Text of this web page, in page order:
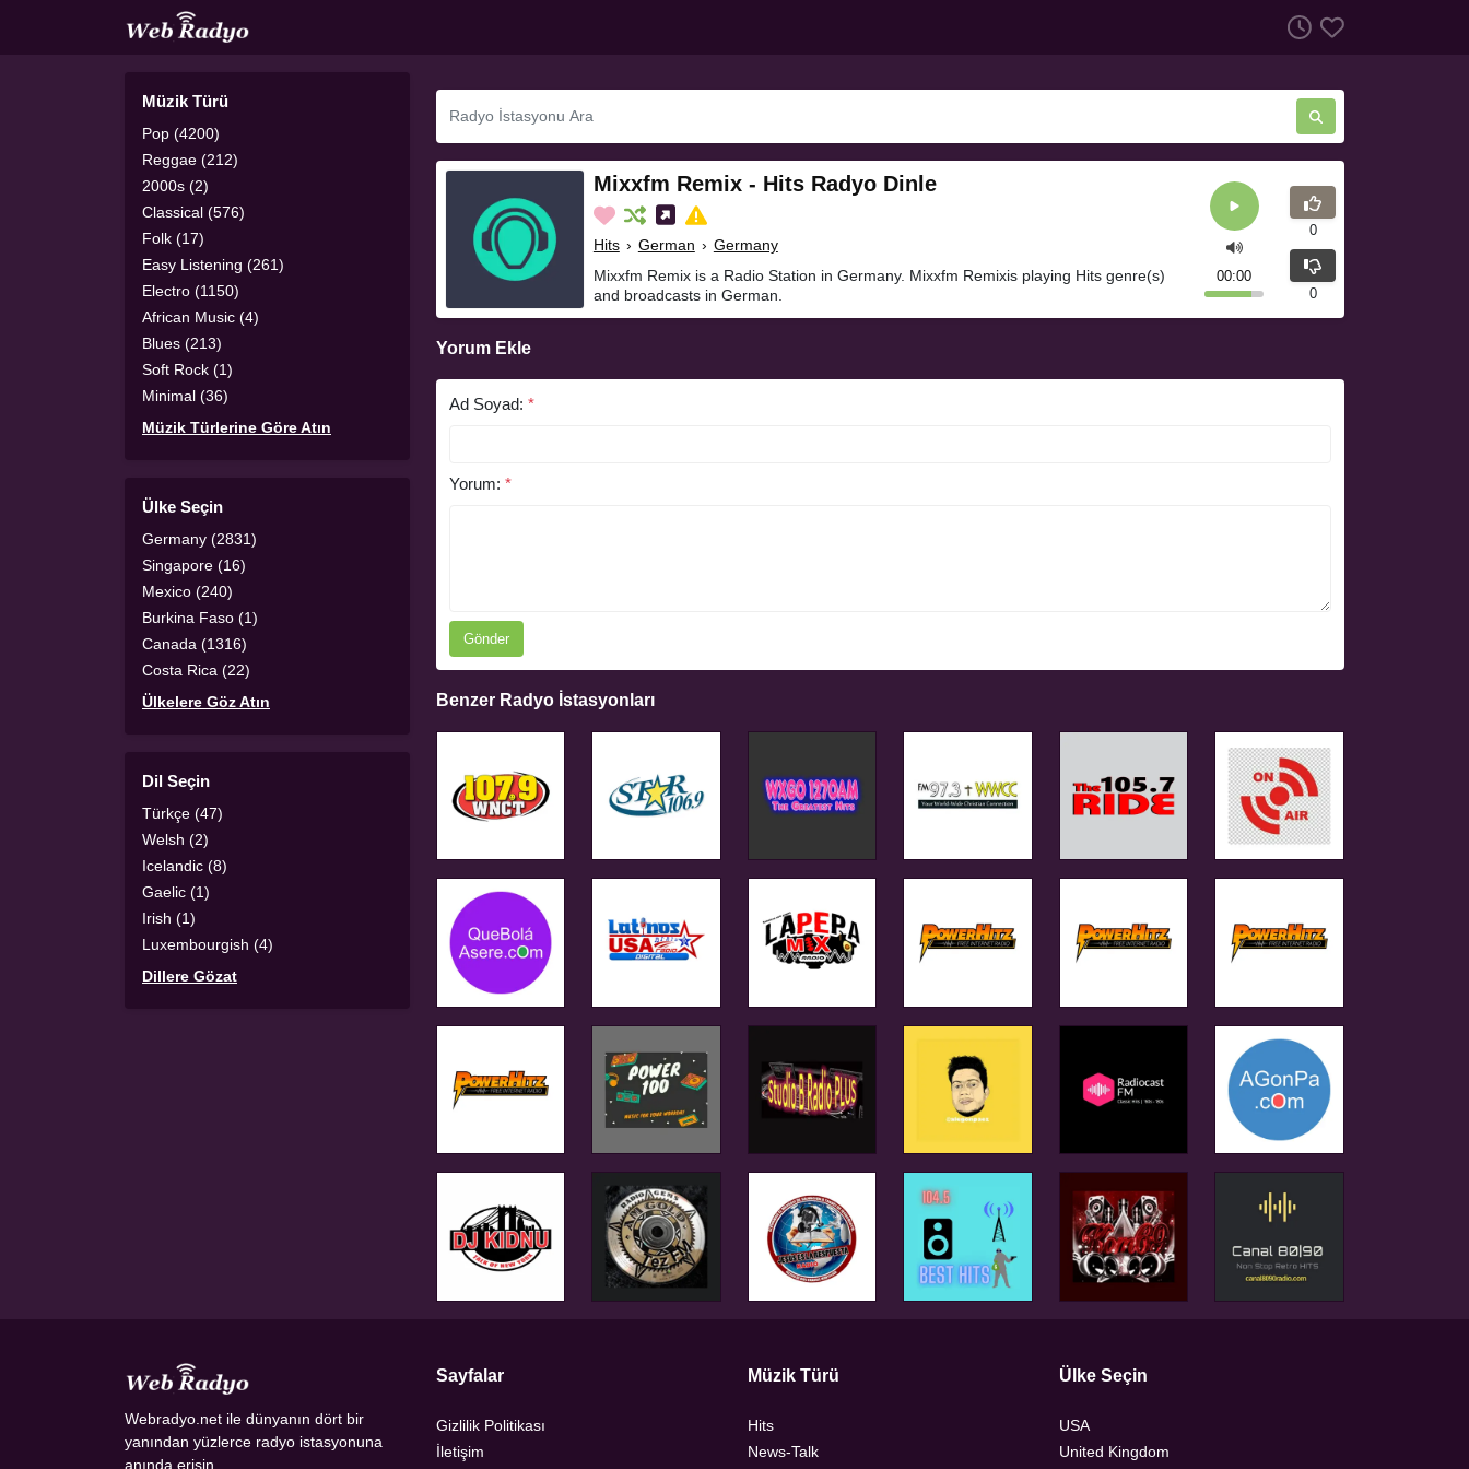
Müzik Türü
Pop (4200)
Reggae (212)
2000s (2)
Classical (576)
Folk (17)
Easy Listening (261)
Electro (1150)
African Music (4)
Blues (213)
Soft Rock (1)
Minimal (36)
Müzik Türlerine Göre Atın
Ülke Seçin
Germany (2831)
Singapore (16)
Mexico (240)
Burkina Faso (1)
Canada (1316)
Costa Rica (22)
Ülkelere Göz Atın
Dil Seçin
Türkçe (47)
Welsh (2)
Icelandic (8)
Gaelic (1)
Irish (1)
Luxembourgish (4)
Dillere Gözat
Mixxfm Remix - Hits Radyo Dinle
Hits › German › Germany
Mixxfm Remix is a Radio Station in Germany. Mixxfm Remixis playing Hits genre(s)
and broadcasts in German.
00:00
0
0
Yorum Ekle
Ad Soyad: *
Yorum: *
Gönder
Benzer Radyo İstasyonları
Webradyo.net ile dünyanın dört bir
yanından yüzlerce radyo istasyonuna
anında erişin.
Sayfalar
Gizlilik Politikası
İletişim
Müzik Türü
Hits
News-Talk
Ülke Seçin
USA
United Kingdom